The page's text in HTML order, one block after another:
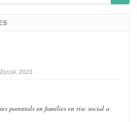
, 2023
parentals en families en risc social a